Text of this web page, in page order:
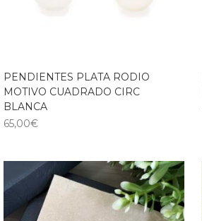
PENDIENTES PLATA RODIO
MOTIVO CUADRADO CIRC
BLANCA
65,00€